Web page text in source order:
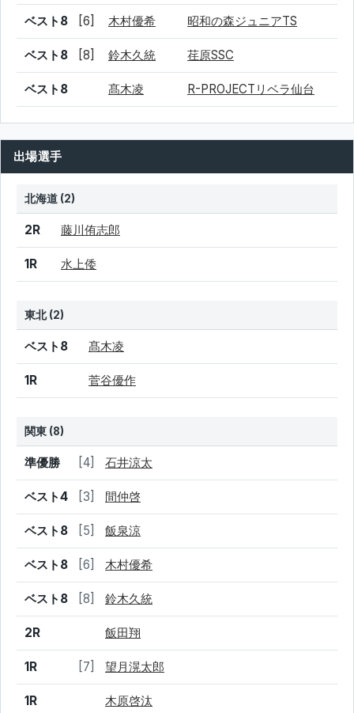
ベスト8 [6] 木村優希 昭和の森ジュニアTS
ベスト8 [8] 鈴木久統 荏原SSC
ベスト8 髙木凌 R-PROJECTリベラ仙台
出場選手
北海道 (2)
結果 シード 選手名
2R 藤川侑志郎
1R 水上倭
東北 (2)
結果 シード 選手名
ベスト8 髙木凌
1R 菅谷優作
関東 (8)
結果 シード 選手名
準優勝 [4] 石井涼太
ベスト4 [3] 間仲啓
ベスト8 [5] 飯泉涼
ベスト8 [6] 木村優希
ベスト8 [8] 鈴木久統
2R 飯田翔
1R [7] 望月滉太郎
1R 木原啓汰